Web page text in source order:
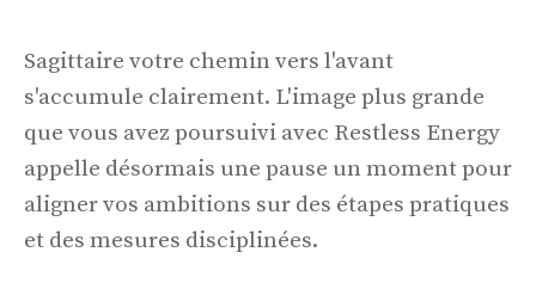
Sagittaire votre chemin vers l'avant
s'accumule clairement. L'image plus grande
que vous avez poursuivi avec Restless Energy
appelle désormais une pause un moment pour
aligner vos ambitions sur des étapes pratiques
et des mesures disciplinées.